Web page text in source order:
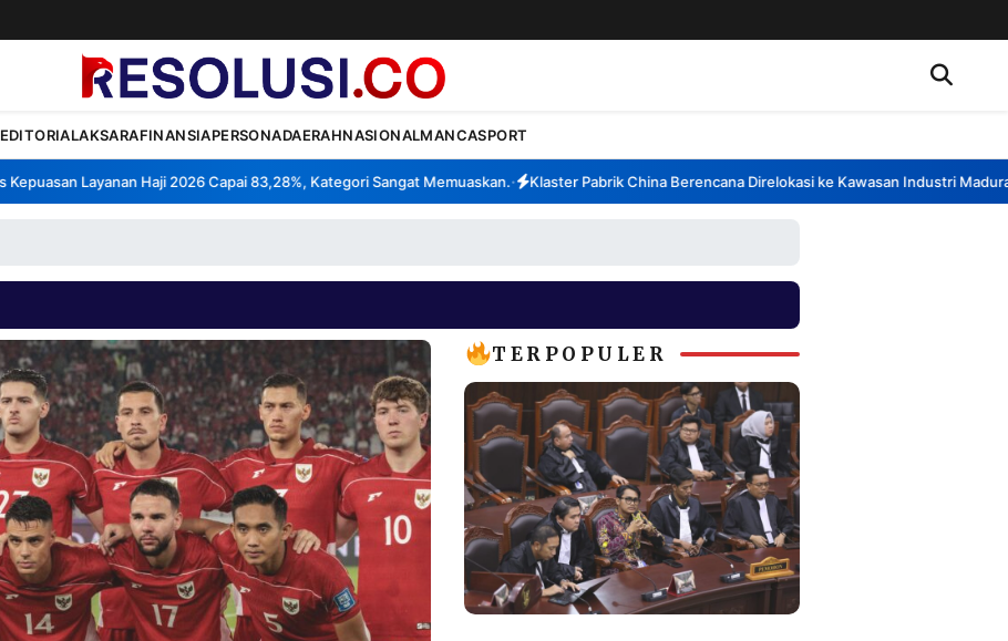
EDITORIALAKSARAFINANSIAPERSONADAERAHNASIONALMANCASPORT
Layanan Haji 2026 Capai 83,28%, Kategori Sangat Memuaskan.• Klaster Pabrik China Berencana Direlokasi ke Kawasan Industri Madura,
TERPOPULER